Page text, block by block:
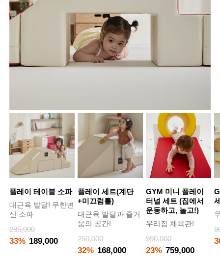
플레이 테이블 소파
대근육 발달! 무한변
신 소파
285,000
33% 189,000
플레이 세트(계단
+미끄럼틀)
대근육 발달과 즐거
움의 공간!
250,000
32% 168,000
GYM 미니 플레이
터널 세트 (집에서
운동하고, 놀고!)
우리집 체육관!
990,000
23% 759,000